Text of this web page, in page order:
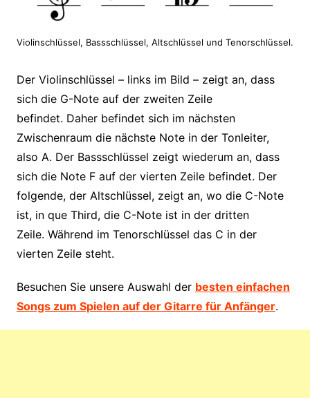
Violinschlüssel, Bassschlüssel, Altschlüssel und Tenorschlüssel.
Der Violinschlüssel – links im Bild – zeigt an, dass
sich die G-Note auf der zweiten Zeile
befindet. Daher befindet sich im nächsten
Zwischenraum die nächste Note in der Tonleiter,
also A. Der Bassschlüssel zeigt wiederum an, dass
sich die Note F auf der vierten Zeile befindet. Der
folgende, der Altschlüssel, zeigt an, wo die C-Note
ist, in que Third, die C-Note ist in der dritten
Zeile. Während im Tenorschlüssel das C in der
vierten Zeile steht.
Besuchen Sie unsere Auswahl der besten einfachen
Songs zum Spielen auf der Gitarre für Anfänger.